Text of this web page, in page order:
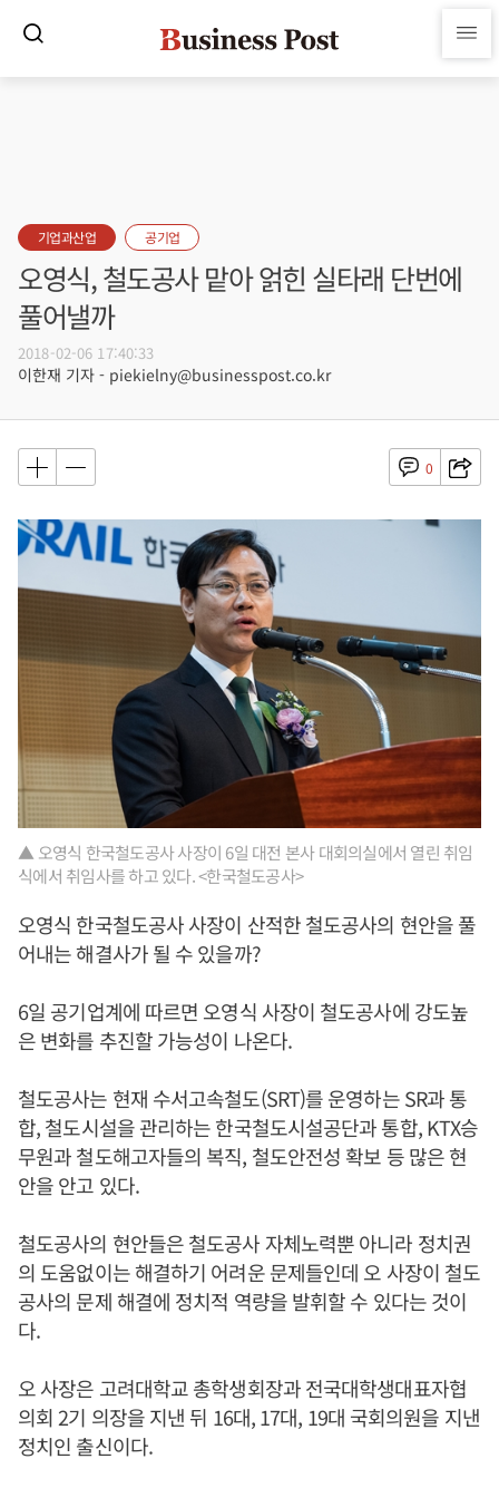
기업과산업 공기업
오영식, 철도공사 맡아 얽힌 실타래 단번에
풀어낼까
2018-02-06 17:40:33
이한재 기자 - piekielny@businesspost.co.kr
0
▲ 오영식 한국철도공사 사장이 6일 대전 본사 대회의실에서 열린 취임
식에서 취임사를 하고 있다. <한국철도공사>
오영식 한국철도공사 사장이 산적한 철도공사의 현안을 풀
어내는 해결사가 될 수 있을까?
6일 공기업계에 따르면 오영식 사장이 철도공사에 강도높
은 변화를 추진할 가능성이 나온다.
철도공사는 현재 수서고속철도(SRT)를 운영하는 SR과 통
합, 철도시설을 관리하는 한국철도시설공단과 통합, KTX승
무원과 철도해고자들의 복직, 철도안전성 확보 등 많은 현
안을 안고 있다.
철도공사의 현안들은 철도공사 자체노력뿐 아니라 정치권
의 도움없이는 해결하기 어려운 문제들인데 오 사장이 철도
공사의 문제 해결에 정치적 역량을 발휘할 수 있다는 것이
다.
오 사장은 고려대학교 총학생회장과 전국대학생대표자협
의회 2기 의장을 지낸 뒤 16대, 17대, 19대 국회의원을 지낸
정치인 출신이다.